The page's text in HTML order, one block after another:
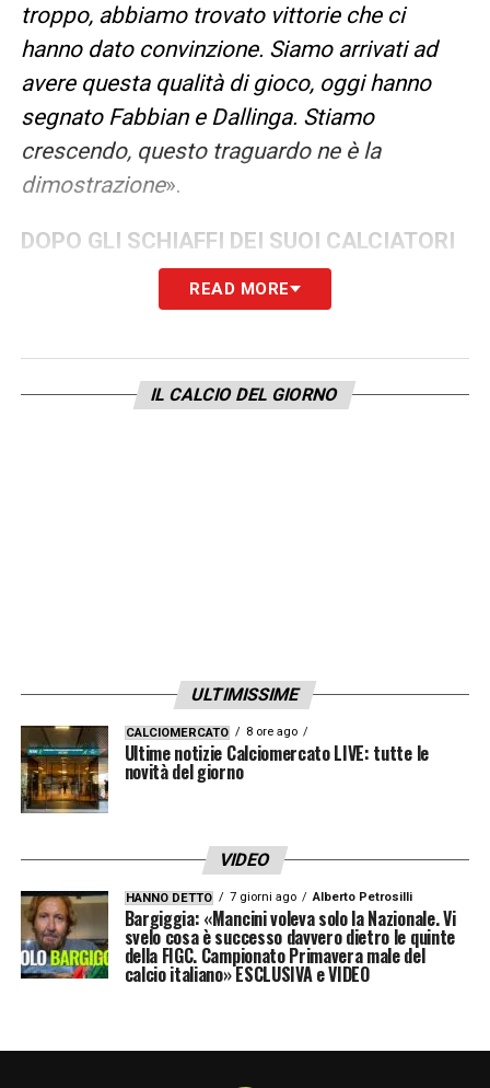
troppo, abbiamo trovato vittorie che ci
hanno dato convinzione. Siamo arrivati ad
avere questa qualità di gioco, oggi hanno
segnato Fabbian e Dallinga. Stiamo
crescendo, questo traguardo ne è la
dimostrazione».
DOPO GLI SCHIAFFI DEI SUOI CALCIATORI
OGGI E DOPO TRE FINALI PERSE É PRONTO
A FESTEGGIARE– «Così si fa arrabbiare il
arrivandoci in grande condizione.
L’autostima è già a mille, sappiamo di
READ MORE
IL CALCIO DEL GIORNO
ULTIMISSIME
CALCIOMERCATO 8 ore ago
Ultime notizie Calciomercato LIVE: tutte le
novità del giorno
VIDEO
HANNO DETTO 7 giorni ago Alberto Petrosilli
Bargiggia: «Mancini voleva solo la Nazionale. Vi
svelo cosa è successo davvero dietro le quinte
della FIGC. Campionato Primavera male del
calcio italiano» ESCLUSIVA e VIDEO